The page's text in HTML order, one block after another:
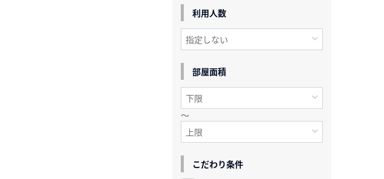
利用人数
部屋面積
～
こだわり条件